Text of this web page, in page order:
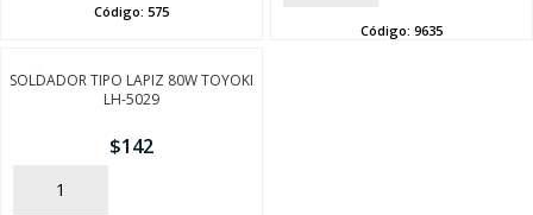
Código: 575
Código: 9635
SOLDADOR TIPO LAPIZ 80W TOYOKI
LH-5029
$142
AÑADIR